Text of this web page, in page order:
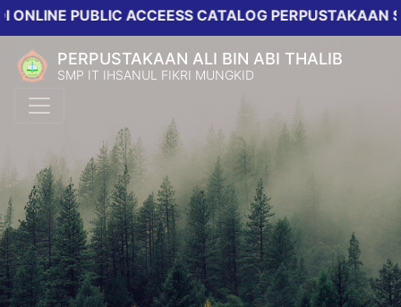
PUBLIC ACCEESS CATALOG PERPUSTAKAAN SMPIT
PERPUSTAKAAN ALI BIN ABI THALIB
SMP IT IHSANUL FIKRI MUNGKID